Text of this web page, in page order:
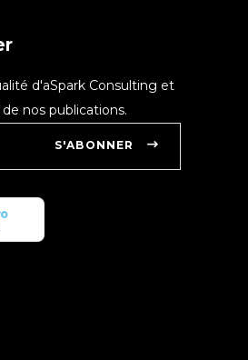
d'aSpark Consulting et
nos publications.
S'ABONNER